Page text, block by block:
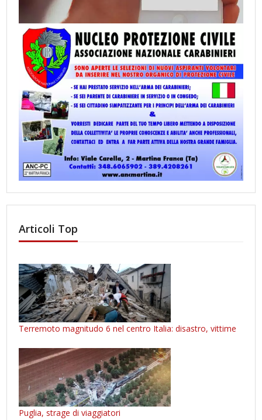
Articoli Top
Terremoto magnitudo 6 nel centro Italia: disastro, vittime
Puglia, strage di viaggiatori